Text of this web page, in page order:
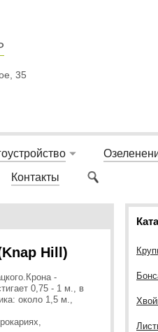
35
Контакты
Hill)
-
0,75 - 1 м., в
около 1,5 м.,